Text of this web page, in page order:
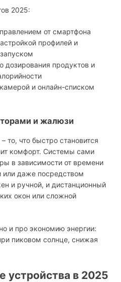
2025:
от смартфона
профилей и
дозирования продуктов и
и онлайн-списком
и жалюзи
то, что быстро становится
комфорт. Системы сами
в зависимости от времени
или даже посредством
и ручной, и дистанционный
окон или сложной
и про экономию энергии:
пиковом солнце, снижая
устройства в 2025